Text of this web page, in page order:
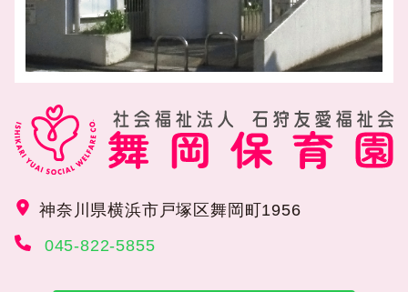
神奈川県横浜市戸塚区舞岡町1956
045-822-5855